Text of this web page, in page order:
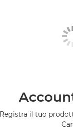
Registra il tuo